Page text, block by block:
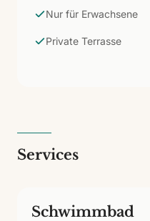
Alleinreisende oder
Corralejo Viejo sind
und nur eine
Nur für Erwachsene
Private Terrasse
Services
Schwimmbad